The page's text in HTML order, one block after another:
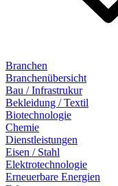
Branchen
Branchenübersicht
Bau / Infrastrukur
Bekleidung / Textil
Biotechnologie
Chemie
Dienstleistungen
Eisen / Stahl
Elektrotechnologie
Erneuerbare Energien